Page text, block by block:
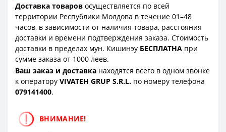
Доставка товаров осуществляется по всей
территории Республики Молдова в течение 01–48
часов, в зависимости от наличия товара, расстояния
доставки и времени подтверждения заказа. Стоимость
доставки в пределах мун. Кишинэу БЕСПЛАТНА при
сумме заказа от 1000 леев.
Ваш заказ и доставка находятся всего в одном звонке
к оператору VIVATEH GRUP S.R.L. по номеру телефона
079141400.
ВНИМАНИЕ!